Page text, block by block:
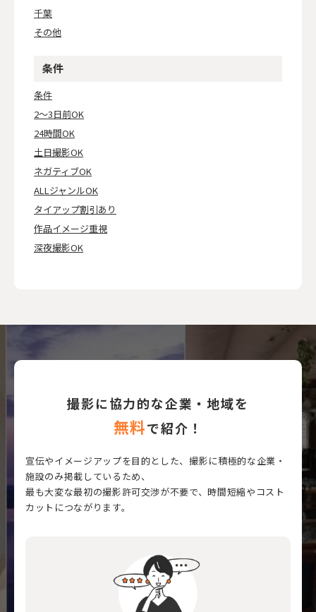
千葉
その他
条件
条件
2～3日前OK
24時間OK
土日撮影OK
ネガティブOK
ALLジャンルOK
タイアップ割引あり
作品イメージ重視
深夜撮影OK
撮影に協力的な企業・地域を
無料で紹介！
宣伝やイメージアップを目的とした、撮影に積極的な企業・
施設のみ掲載しているため、
最も大変な最初の撮影許可交渉が不要で、時間短縮やコスト
カットにつながります。